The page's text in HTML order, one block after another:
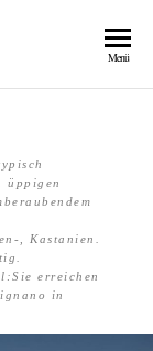
Menü
üppigen
, Kastanien.
erreichen
in